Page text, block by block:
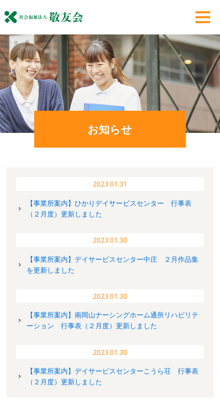
お知らせ
2023.01.31
【事業所案内】ひかりデイサービスセンター 行事表
（２月度）更新しました
2023.01.30
【事業所案内】デイサービスセンター中庄 ２月作品集
を更新しました
2023.01.30
【事業所案内】南岡山ナーシングホーム通所リハビリテ
ーション 行事表（２月度）更新しました
2023.01.30
【事業所案内】デイサービスセンターこうら荘 行事表
（２月度）更新しました